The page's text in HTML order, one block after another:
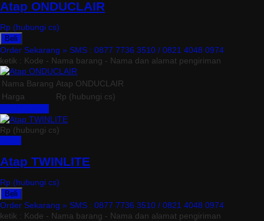
Atap ONDUCLAIR
Rp (hubungi cs)
Beli
Order Sekarang » SMS : 0877 7736 3510 / 0821 4048 0974
ketik : Kode - Nama barang - Nama dan alamat pengiriman
Nama Barang Atap ONDUCLAIR
Harga
Rp (hubungi cs)
Rp (hubungi cs)
Atap TWINLITE
Rp (hubungi cs)
Beli
Order Sekarang » SMS : 0877 7736 3510 / 0821 4048 0974
ketik : Kode - Nama barang - Nama dan alamat pengiriman